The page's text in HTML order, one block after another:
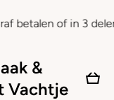
of in 3 delen
&
Vachtje